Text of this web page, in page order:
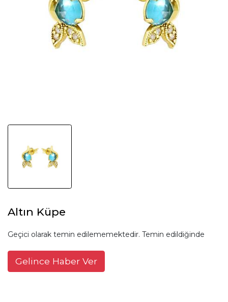
Altın Küpe
Geçici olarak temin edilememektedir. Temin edildiğinde
Gelince Haber Ver